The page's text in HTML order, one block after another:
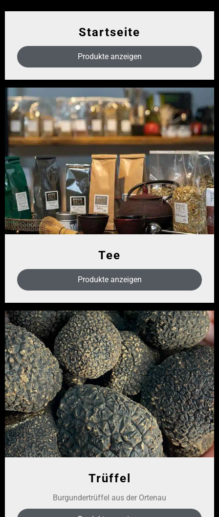
Startseite
Produkte anzeigen
Tee
Produkte anzeigen
Trüffel
Burgundertrüffel aus der Ortenau